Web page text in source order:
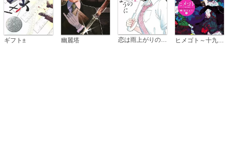
ギフト± 幽麗塔 恋は雨上がりのように